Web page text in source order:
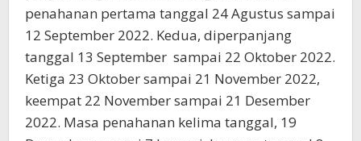
penahanan pertama tanggal 24 Agustus sampai
12 September 2022. Kedua, diperpanjang
tanggal 13 September sampai 22 Oktober 2022.
Ketiga 23 Oktober sampai 21 November 2022,
keempat 22 November sampai 21 Desember
2022. Masa penahanan kelima tanggal, 19